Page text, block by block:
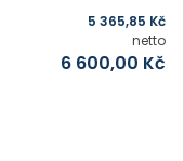
6 600,00 Kč
5 365,85 Kč
netto